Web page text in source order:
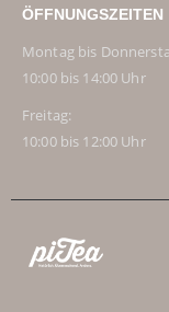
ÖFFNUNGSZEITEN
Montag bis
10:00 bis 14:00 Uhr
Freitag:
10:00 bis 12:00 Uhr